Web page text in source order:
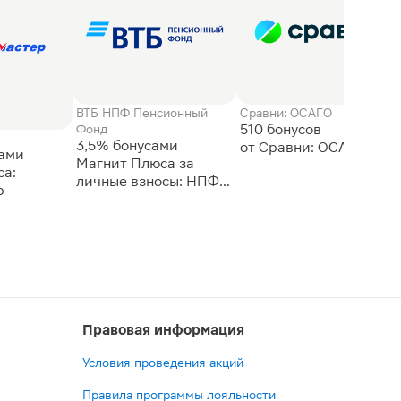
ВТБ НПФ Пенсионный
Фонд
3,5% бонусами
Магнит Плюса за
личные взносы: НПФ
Сравни: ОСАГО
510 бонусов
Правовая информация
Условия проведения акций
Правила программы лояльности